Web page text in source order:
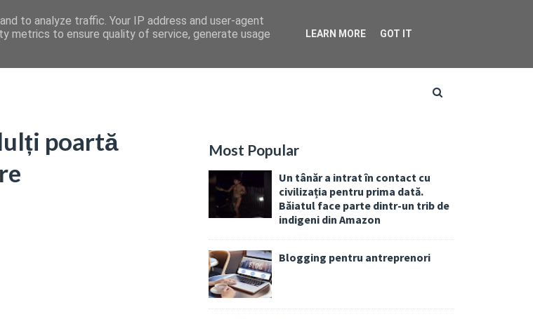
poartă
Most Popular
Un tânăr a intrat în contact cu
civilizația pentru prima dată.
Băiatul face parte dintr-un trib de
indigeni din Amazon
Blogging pentru antreprenori
to analyze traffic. Your IP address and user-agent
metrics to ensure quality of service, generate usage
LEARN MORE GOT IT